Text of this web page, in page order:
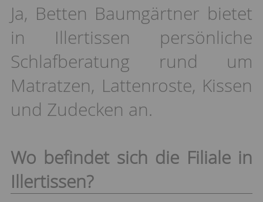
Ja, Betten Baumgärtner bietet
in Illertissen persönliche
Schlafberatung rund um
Matratzen, Lattenroste, Kissen
und Zudecken an.
Wo befindet sich die Filiale in
Illertissen?